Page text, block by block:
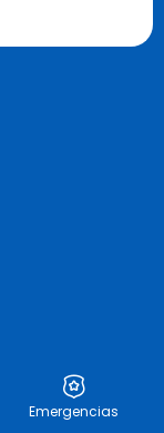
Emergencias